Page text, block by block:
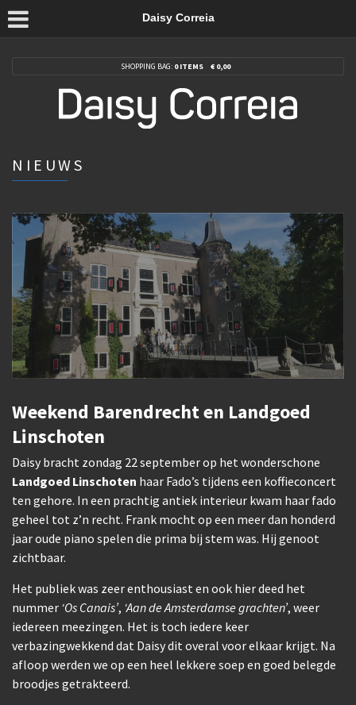
Daisy Correia
SHOPPING BAG: 0 ITEMS €0,00
NIEUWS
Weekend Barendrecht en Landgoed
Linschoten
Daisy bracht zondag 22 september op het wonderschone
Landgoed Linschoten haar Fado’s tijdens een koffieconcert
ten gehore. In een prachtig antiek interieur kwam haar fado
geheel tot z’n recht. Frank mocht op een meer dan honderd
jaar oude piano spelen die prima bij stem was. Hij genoot
zichtbaar.
Het publiek was zeer enthousiast en ook hier deed het
nummer ‘Os Canais’, ‘Aan de Amsterdamse grachten’, weer
iedereen meezingen. Het is toch iedere keer
verbazingwekkend dat Daisy dit overal voor elkaar krijgt. Na
afloop werden we op een heel lekkere soep en goed belegde
broodjes getrakteerd.